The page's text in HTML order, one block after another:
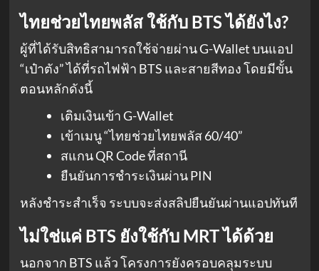
ไทยช่วยไทยพลัส ใช้กับ BTS ได้ยังไง?
ผู้ที่ได้รับสิทธิสามารถใช้จ่ายผ่าน G-Wallet บนแอป
“เป๋าตัง” ได้ที่รถไฟฟ้า BTS และสายสีทอง โดยมีขั้น
ตอนหลักดังนี้
เติมเงินเข้า G-Wallet
เข้าเมนู “ไทยช่วยไทยพลัส 60/40”
สแกน QR Code ที่สถานี
ยืนยันการชำระเงินผ่าน PIN
หลังชำระสำเร็จ ระบบจะส่งสลิปยืนยันผ่านแอปทันที
ไม่ใช่แค่ BTS ยังใช้กับ MRT ได้ด้วย
นอกจาก BTS แล้ว โครงการยังครอบคลุมระบบ